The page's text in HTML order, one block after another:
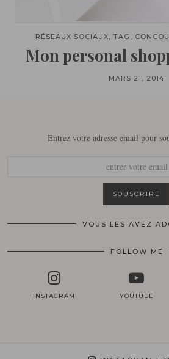
RÉSEAUX SOCIAUX, TAG,
Mon personal
MARS 21, 2014
Entrez votre adresse email pour
VOUS LES AVEZ
FOLLOW ME
INSTAGRAM YOUTUBE